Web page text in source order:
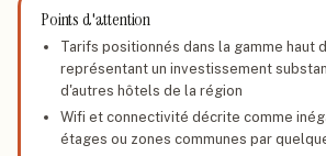
Points d'attention
Tarifs positionnés dans la gamme haut
représentant un investissement
d'autres hôtels de la région
Wifi et connectivité décrite comme
étages ou zones communes par